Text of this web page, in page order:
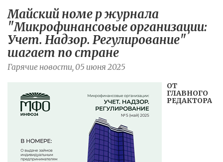
Майский номе р журнала
"Микрофинансовые организации:
Учет. Надзор. Регулирование"
шагает по стране
Гарячие новости, 05 июня 2025
ОТ
ГЛАВНОГО
РЕДАКТОРА